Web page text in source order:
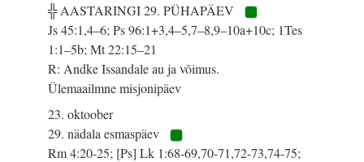
╬ AASTARINGI 29. PÜHAPÄEV
Js 45:1,4–6; Ps 96:1+3,4–5,7–8,9–10a+10c; 1Tes
1:1–5b; Mt 22:15–21
R: Andke Issandale au ja võimus.
Ülemaailmne misjonipäev
23. oktoober
29. nädala esmaspäev
Rm 4:20-25; [Ps] Lk 1:68-69,70-71,72-73,74-75;